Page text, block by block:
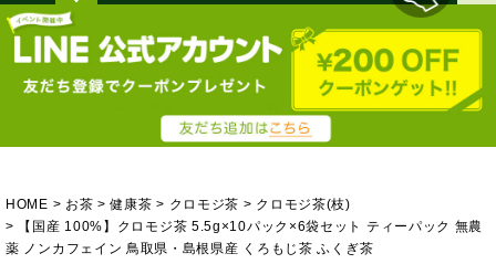
HOME お茶 健康茶 クロモジ茶
クロモジ茶(枝)
【国産 100%】クロモジ茶 5.5g×10パック×6袋セット ティーパック 無農
薬 ノンカフェイン 鳥取県・島根県産 くろもじ茶 ふくぎ茶